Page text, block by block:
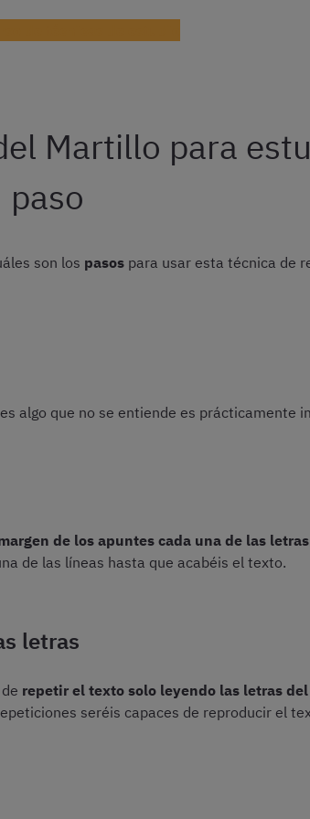
Martillo para
paso
son los pasos para usar esta técnica de
algo que no se entiende es prácticamente
de los apuntes cada una de las letras
de las líneas hasta que acabéis el texto.
letras
repetir el texto solo leyendo las letras del
seréis capaces de reproducir el